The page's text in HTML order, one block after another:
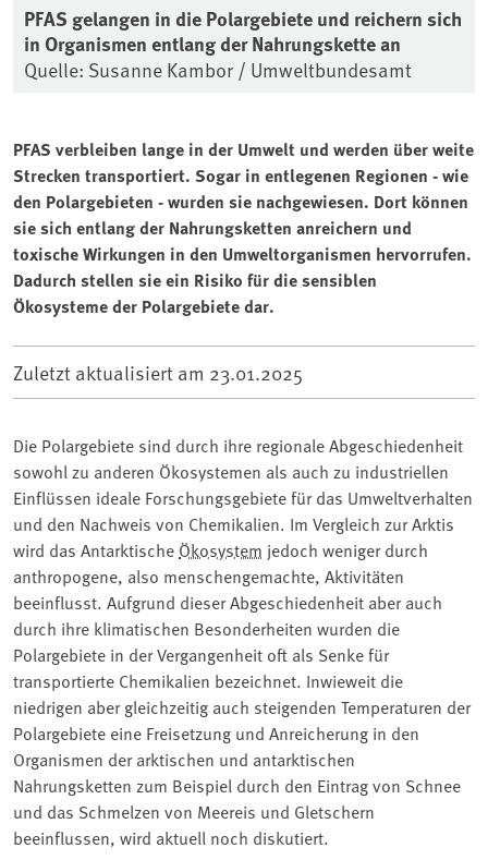
PFAS gelangen in die Polargebiete und reichern sich
in Organismen entlang der Nahrungskette an
Quelle: Susanne Kambor / Umweltbundesamt
PFAS verbleiben lange in der Umwelt und werden über weite
Strecken transportiert. Sogar in entlegenen Regionen - wie
den Polargebieten - wurden sie nachgewiesen. Dort können
sie sich entlang der Nahrungsketten anreichern und
toxische Wirkungen in den Umweltorganismen hervorrufen.
Dadurch stellen sie ein Risiko für die sensiblen
Ökosysteme der Polargebiete dar.
Zuletzt aktualisiert am 23.01.2025
Die Polargebiete sind durch ihre regionale Abgeschiedenheit
sowohl zu anderen Ökosystemen als auch zu industriellen
Einflüssen ideale Forschungsgebiete für das Umweltverhalten
und den Nachweis von Chemikalien. Im Vergleich zur Arktis
wird das Antarktische Ökosystem jedoch weniger durch
anthropogene, also menschengemachte, Aktivitäten
beeinflusst. Aufgrund dieser Abgeschiedenheit aber auch
durch ihre klimatischen Besonderheiten wurden die
Polargebiete in der Vergangenheit oft als Senke für
transportierte Chemikalien bezeichnet. Inwieweit die
niedrigen aber gleichzeitig auch steigenden Temperaturen der
Polargebiete eine Freisetzung und Anreicherung in den
Organismen der arktischen und antarktischen
Nahrungsketten zum Beispiel durch den Eintrag von Schnee
und das Schmelzen von Meereis und Gletschern
beeinflussen, wird aktuell noch diskutiert.